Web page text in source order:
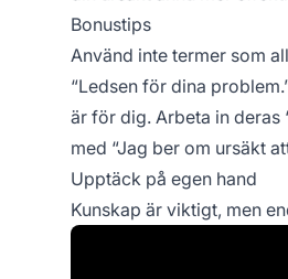
Bonustips
Använd inte termer som
“Ledsen för dina
är för dig. Arbeta in deras
med “Jag ber om ursäkt
Upptäck på egen hand
Kunskap är viktigt, men